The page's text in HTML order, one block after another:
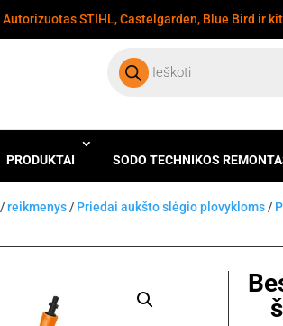
Autorizuotas STIHL, Castelgarden, Blue Bird ir
search
PRODUKTAI SODO TECHNIKOS
/reikmenys / Priedai aukšto slėgio plovykloms /